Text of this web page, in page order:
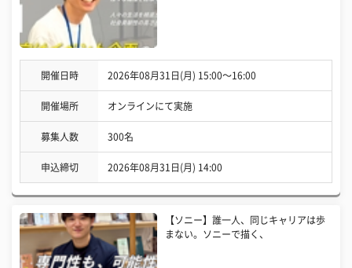
開催日時 2026年08月31日(月) 15:00〜16:00
開催場所 オンラインにて実施
募集人数 300名
申込締切 2026年08月31日(月) 14:00
【ソニー】誰一人、同じキャリアは歩
まない。ソニーで描く、